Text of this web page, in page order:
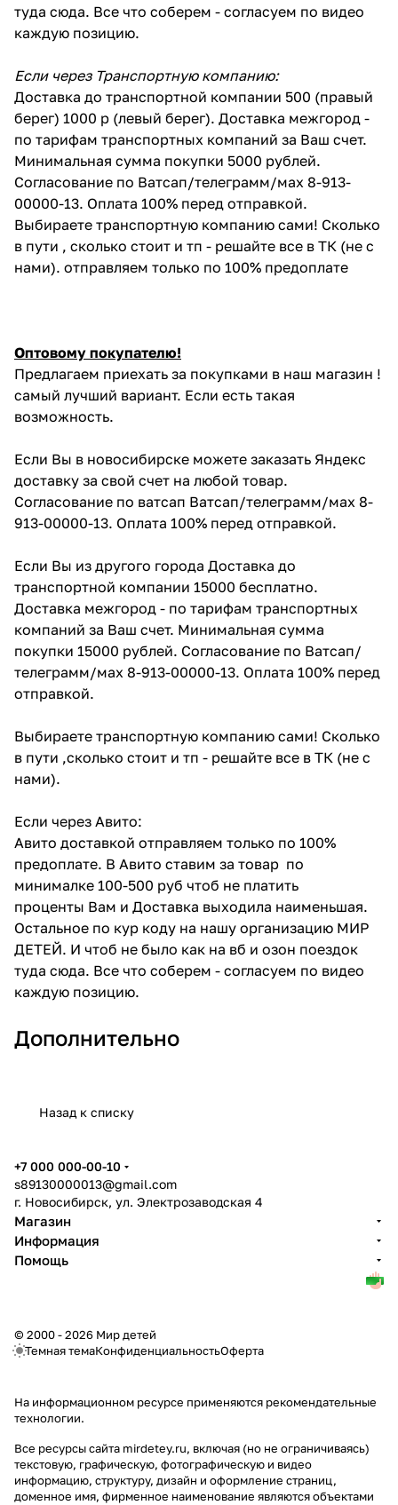
туда сюда. Все что соберем - согласуем по видео
каждую позицию.
Если через Транспортную компанию:
Доставка до транспортной компании 500 (правый
берег) 1000 р (левый берег). Доставка межгород -
по тарифам транспортных компаний за Ваш счет.
Минимальная сумма покупки 5000 рублей.
Согласование по Ватсап/телеграмм/мах 8-913-
00000-13. Оплата 100% перед отправкой.
Выбираете транспортную компанию сами! Сколько
в пути , сколько стоит и тп - решайте все в ТК (не с
нами). отправляем только по 100% предоплате
Оптовому покупателю!
Предлагаем приехать за покупками в наш магазин !
самый лучший вариант. Если есть такая
возможность.
Если Вы в новосибирске можете заказать Яндекс
доставку за свой счет на любой товар.
Согласование по ватсап Ватсап/телеграмм/мах 8-
913-00000-13. Оплата 100% перед отправкой.
Если Вы из другого города Доставка до
транспортной компании 15000 бесплатно.
Доставка межгород - по тарифам транспортных
компаний за Ваш счет. Минимальная сумма
покупки 15000 рублей. Согласование по Ватсап/
телеграмм/мах 8-913-00000-13. Оплата 100% перед
отправкой.
Выбираете транспортную компанию сами! Сколько
в пути ,сколько стоит и тп - решайте все в ТК (не с
нами).
Если через Авито:
Авито доставкой отправляем только по 100%
предоплате. В Авито ставим за товар по
минималке 100-500 руб чтоб не платить
проценты Вам и Доставка выходила наименьшая.
Остальное по кур коду на нашу организацию МИР
ДЕТЕЙ. И чтоб не было как на вб и озон поездок
туда сюда. Все что соберем - согласуем по видео
каждую позицию.
Дополнительно
Назад к списку
+7 000 000-00-10
s89130000013@gmail.com
г. Новосибирск, ул. Электрозаводская 4
Магазин
Информация
Помощь
© 2000 - 2026 Мир детей
Темная темаКонфиденциальностьОферта
На информационном ресурсе применяются рекомендательные
технологии.
Все ресурсы сайта mirdetey.ru, включая (но не ограничиваясь)
текстовую, графическую, фотографическую и видео
информацию, структуру, дизайн и оформление страниц,
доменное имя, фирменное наименование являются объектами